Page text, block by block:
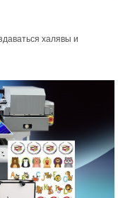
халявы и